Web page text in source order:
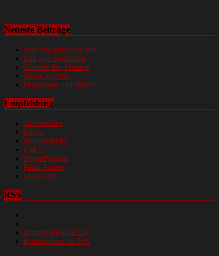
Neueste Beiträge
Froh und glücklich sein
Hab gute Gedanken
Genieße den Moment
Sterne leuchten
Fernwärme und Winter
Empfehlung
1410 studios
helago
klabauterkelly
Loft 75
OceanPhoenix
Paula Anders
www blog
RSS
Beitrags-Feed (RSS)
Kommentare als RSS